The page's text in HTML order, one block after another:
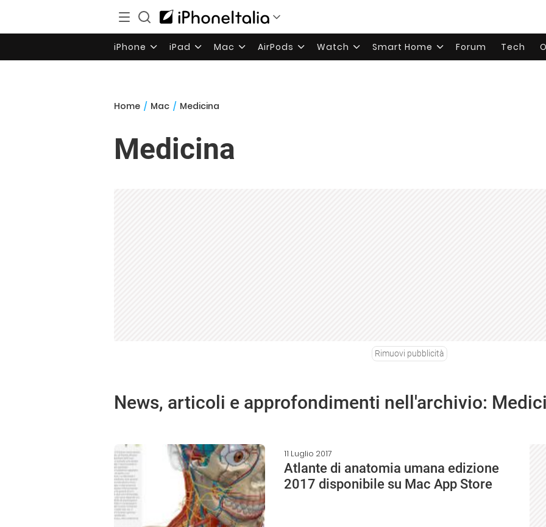
iPhone iPad Mac AirPods Watch Smart Home Forum Tech
Home / Mac / Medicina
Medicina
Rimuovi pubblicità
News, articoli e approfondimenti nell'archivio:
11 Luglio 2017
Atlante di anatomia umana edizione
2017 disponibile su Mac App Store